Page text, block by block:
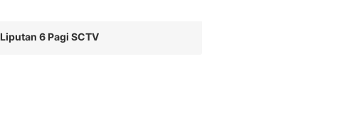
Liputan 6 Pagi SCTV